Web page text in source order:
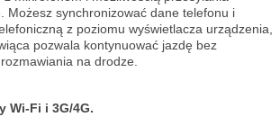
Możesz synchronizować dane telefonu i
z poziomu wyświetlacza urządzenia,
pozwala kontynuować jazdę bez
na drodze.
Wi-Fi i 3G/4G.